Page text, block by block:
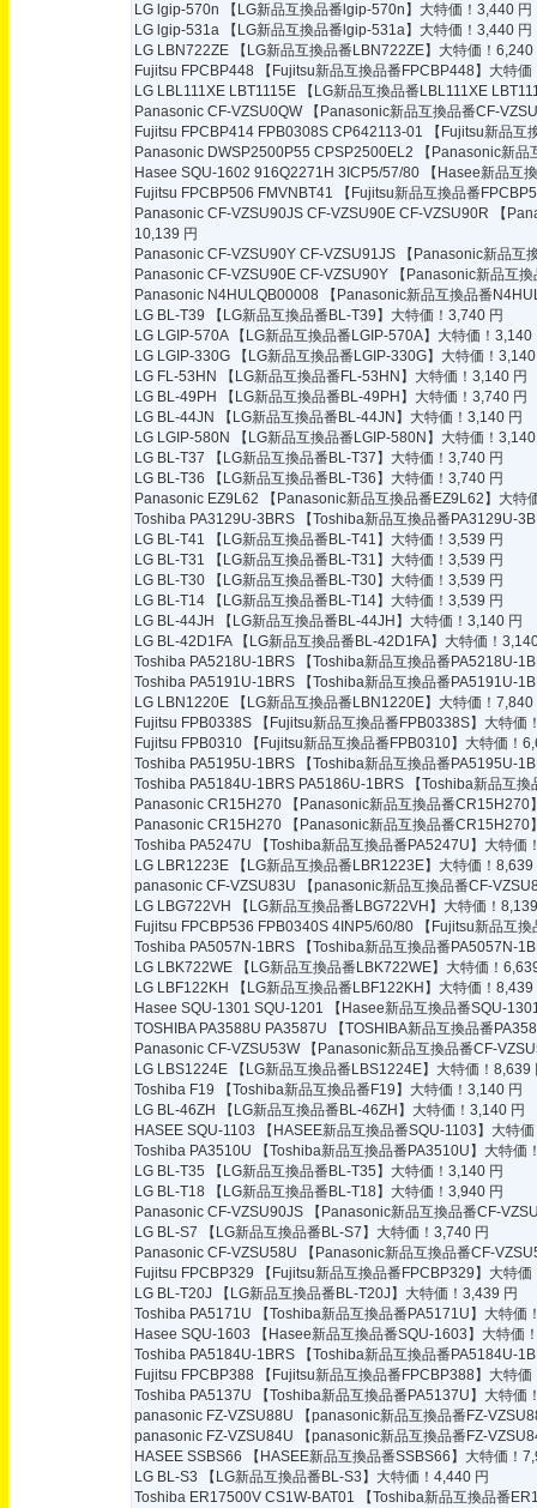
LG lgip-570n
【LG新品互換品番lgip-570n】大特価！3,440 円
LG lgip-531a
【LG新品互換品番lgip-531a】大特価！3,440 円
LG LBN722ZE
【LG新品互換品番LBN722ZE】大特価！6,240
Fujitsu FPCBP448
【Fujitsu新品互換品番FPCBP448】大特
LG LBL111XE LBT1115E
【LG新品互換品番LBL111XE
Panasonic CF-VZSU0QW
【Panasonic新品互換品番CF-
Fujitsu FPCBP414 FPB0308S CP642113-01
【Fujitsu新品
Panasonic DWSP2500P55 CPSP2500EL2
【Panasonic新
Hasee SQU-1602 916Q2271H 3ICP5/57/80
【Hasee新品互
Fujitsu FPCBP506 FMVNBT41
【Fujitsu新品互換品番
Panasonic CF-VZSU90JS CF-VZSU90E CF-VZSU90R
【
10,139 円
Panasonic CF-VZSU90Y CF-VZSU91JS
【Panasonic新品互
Panasonic CF-VZSU90E CF-VZSU90Y
【Panasonic新品互
Panasonic N4HULQB00008
【Panasonic新品互換品番
LG BL-T39
【LG新品互換品番BL-T39】大特価！3,740 円
LG LGIP-570A
【LG新品互換品番LGIP-570A】大特価！3,140
LG LGIP-330G
【LG新品互換品番LGIP-330G】大特価！
LG FL-53HN
【LG新品互換品番FL-53HN】大特価！3,140 円
LG BL-49PH
【LG新品互換品番BL-49PH】大特価！3,740 円
LG BL-44JN
【LG新品互換品番BL-44JN】大特価！3,140 円
LG LGIP-580N
【LG新品互換品番LGIP-580N】大特価！
LG BL-T37
【LG新品互換品番BL-T37】大特価！3,740 円
LG BL-T36
【LG新品互換品番BL-T36】大特価！3,740 円
Panasonic EZ9L62
【Panasonic新品互換品番EZ9L62】大特
Toshiba PA3129U-3BRS
【Toshiba新品互換品番PA3129U-
LG BL-T41
【LG新品互換品番BL-T41】大特価！3,539 円
LG BL-T31
【LG新品互換品番BL-T31】大特価！3,539 円
LG BL-T30
【LG新品互換品番BL-T30】大特価！3,539 円
LG BL-T14
【LG新品互換品番BL-T14】大特価！3,539 円
LG BL-44JH
【LG新品互換品番BL-44JH】大特価！3,140 円
LG BL-42D1FA
【LG新品互換品番BL-42D1FA】大特価！
Toshiba PA5218U-1BRS
【Toshiba新品互換品番PA5218U-
Toshiba PA5191U-1BRS
【Toshiba新品互換品番PA5191U-
LG LBN1220E
【LG新品互換品番LBN1220E】大特価！7,840
Fujitsu FPB0338S
【Fujitsu新品互換品番FPB0338S】大特価
Fujitsu FPB0310
【Fujitsu新品互換品番FPB0310】大特価！
Toshiba PA5195U-1BRS
【Toshiba新品互換品番PA5195U-
Toshiba PA5184U-1BRS PA5186U-1BRS
【Toshiba新品互
Panasonic CR15H270
【Panasonic新品互換品番CR15H270
Panasonic CR15H270
【Panasonic新品互換品番CR15H270
Toshiba PA5247U
【Toshiba新品互換品番PA5247U】大特価
LG LBR1223E
【LG新品互換品番LBR1223E】大特価！8,639
panasonic CF-VZSU83U
【panasonic新品互換品番CF-
LG LBG722VH
【LG新品互換品番LBG722VH】大特価！
Fujitsu FPCBP536 FPB0340S 4INP5/60/80
【Fujitsu新品互
Toshiba PA5057N-1BRS
【Toshiba新品互換品番PA5057N-
LG LBK722WE
【LG新品互換品番LBK722WE】大特価！
LG LBF122KH
【LG新品互換品番LBF122KH】大特価！8,439
Hasee SQU-1301 SQU-1201
【Hasee新品互換品番SQU-
TOSHIBA PA3588U PA3587U
【TOSHIBA新品互換品番
Panasonic CF-VZSU53W
【Panasonic新品互換品番CF-
LG LBS1224E
【LG新品互換品番LBS1224E】大特価！8,639
Toshiba F19
【Toshiba新品互換品番F19】大特価！3,140 円
LG BL-46ZH
【LG新品互換品番BL-46ZH】大特価！3,140 円
HASEE SQU-1103
【HASEE新品互換品番SQU-1103】大特
Toshiba PA3510U
【Toshiba新品互換品番PA3510U】大特価
LG BL-T35
【LG新品互換品番BL-T35】大特価！3,140 円
LG BL-T18
【LG新品互換品番BL-T18】大特価！3,940 円
Panasonic CF-VZSU90JS
【Panasonic新品互換品番CF-
LG BL-S7
【LG新品互換品番BL-S7】大特価！3,740 円
Panasonic CF-VZSU58U
【Panasonic新品互換品番CF-
Fujitsu FPCBP329
【Fujitsu新品互換品番FPCBP329】大特
LG BL-T20J
【LG新品互換品番BL-T20J】大特価！3,439 円
Toshiba PA5171U
【Toshiba新品互換品番PA5171U】大特価
Hasee SQU-1603
【Hasee新品互換品番SQU-1603】大特価
Toshiba PA5184U-1BRS
【Toshiba新品互換品番PA5184U-
Fujitsu FPCBP388
【Fujitsu新品互換品番FPCBP388】大特
Toshiba PA5137U
【Toshiba新品互換品番PA5137U】大特価
panasonic FZ-VZSU88U
【panasonic新品互換品番FZ-
panasonic FZ-VZSU84U
【panasonic新品互換品番FZ-
HASEE SSBS66
【HASEE新品互換品番SSBS66】大特価！
LG BL-S3
【LG新品互換品番BL-S3】大特価！4,440 円
Toshiba ER17500V CS1W-BAT01
【Toshiba新品互換品番